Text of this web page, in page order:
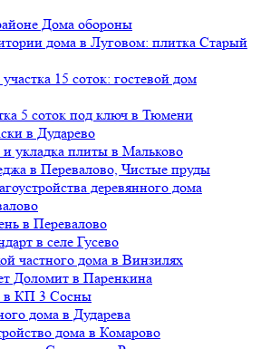
Дома обороны
дома в Луговом: плитка Старый
15 соток: гостевой дом
5 соток под ключ в Тюмени
в Дударево
укладка плиты в Мальково
в Перевалово, Чистые пруды
деревянного дома
в Перевалово
в селе Гусево
частного дома в Винзилях
Доломит в Паренкина
в КП 3 Сосны
дома в Дударева
дома в Комарово